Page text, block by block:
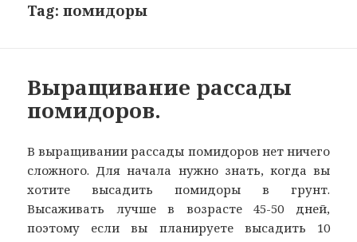
Tag:помидоры
Выращивание рассады
помидоров.
В выращивании рассады помидоров нет ничего
сложного. Для начала нужно знать, когда вы
хотите высадить помидоры в грунт.
Высаживать лучше в возрасте 45-50 дней,
поэтому если вы планируете высадить 10